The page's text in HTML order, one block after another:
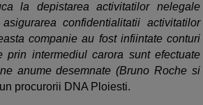
la depistarea activitatilor nelegale
confidentialitatii activitatilor
companie au fost infiintate conturi
prin intermediul carora sunt efectuate
anume desemnate (Bruno Roche si
procurorii DNA Ploiesti.